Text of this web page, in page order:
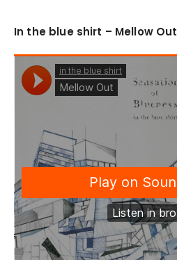
In the blue shirt – Mellow Out